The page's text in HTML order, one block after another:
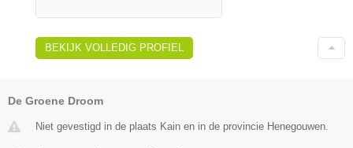
BEKIJK VOLLEDIG PROFIEL
De Groene Droom
Niet gevestigd in de plaats Kain en in de provincie Henegouwen.